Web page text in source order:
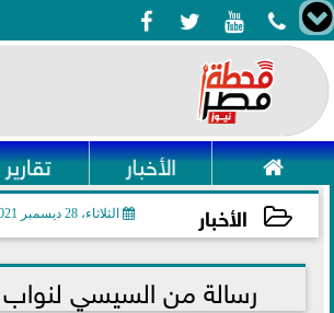
   
 الأخبار تقارير
الأخبار الثلاثاء، 28 ديسمبر 2021
2021-12-28 12:12:58رسالة من السيسي لنواب